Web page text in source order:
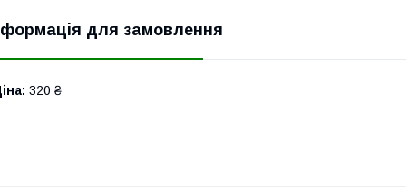
для замовлення
320 ₴